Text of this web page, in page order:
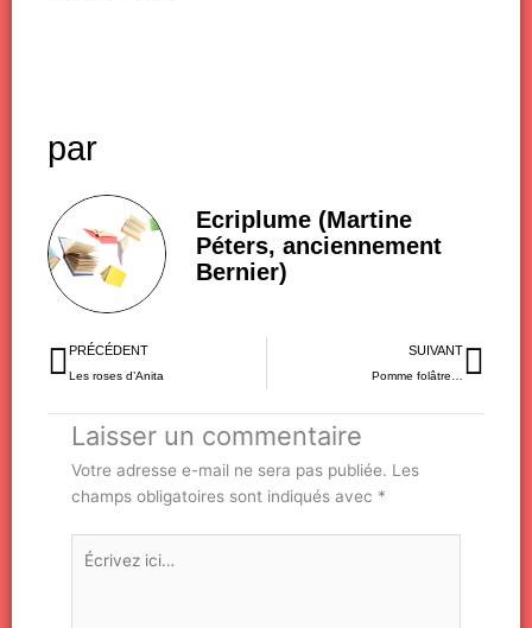
par
Ecriplume (Martine
Péters, anciennement
Bernier)
Précédent
PRÉCÉDENT
Les roses d’Anita
SUIVANT
Pomme folâtre…
Laisser un commentaire
Votre adresse e-mail ne sera pas publiée. Les
champs obligatoires sont indiqués avec *
Écrivez
ici…